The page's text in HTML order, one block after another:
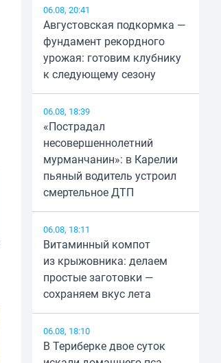
06.08, 20:41
Августовская подкормка —
фундамент рекордного
урожая: готовим клубнику
к следующему сезону
06.08, 18:39
«Пострадал
несовершеннолетний
мурманчанин»: в Карелии
пьяный водитель устроил
смертельное ДТП
06.08, 18:11
Витаминный компот
из крыжовника: делаем
простые заготовки —
сохраняем вкус лета
06.08, 18:10
В Териберке двое суток